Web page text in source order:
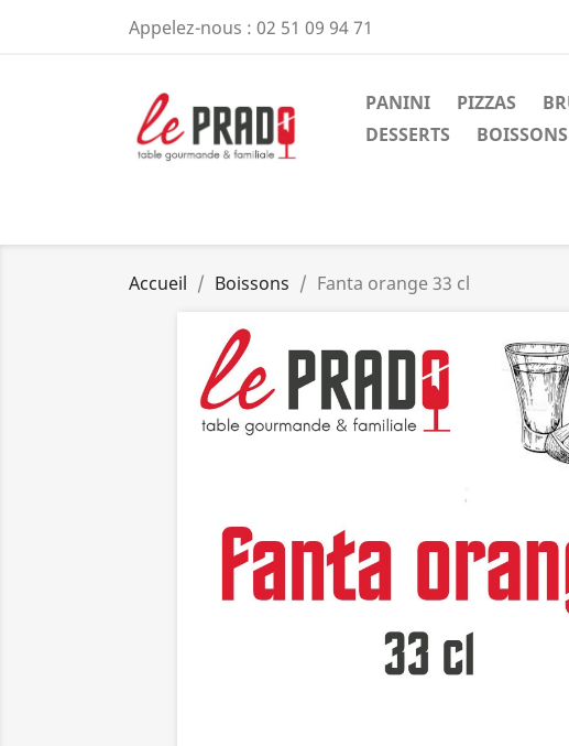
Appelez-nous : 02 51 09 94 71
PANINI PIZZAS
DESSERTS
BOISSONS
Accueil Boissons Fanta orange 33 cl